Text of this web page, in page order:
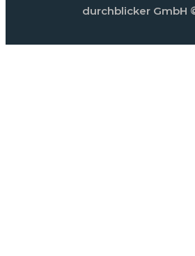
durchblicker GmbH